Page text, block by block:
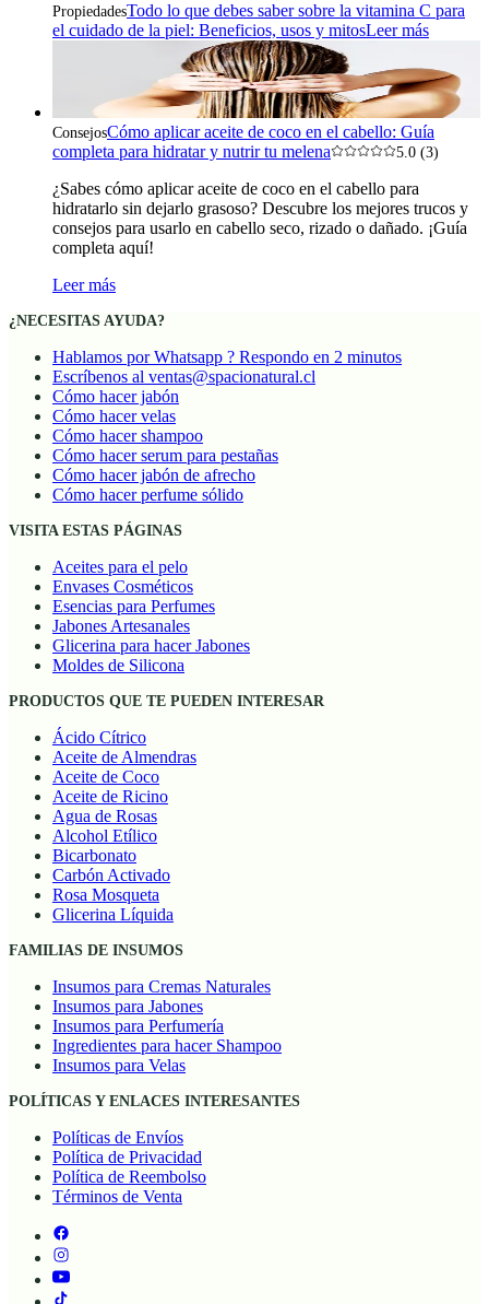
PropiedadesTodo lo que debes saber sobre la vitamina C para
el cuidado de la piel: Beneficios, usos y mitosLeer más
ConsejosCómo aplicar aceite de coco en el cabello: Guía
completa para hidratar y nutrir tu melena
5.0 (3)
¿Sabes cómo aplicar aceite de coco en el cabello para
hidratarlo sin dejarlo grasoso? Descubre los mejores trucos y
consejos para usarlo en cabello seco, rizado o dañado. ¡Guía
completa aquí!
Leer más
¿NECESITAS AYUDA?
Hablamos por Whatsapp ? Respondo en 2 minutos
Escríbenos al ventas@spacionatural.cl
Cómo hacer jabón
Cómo hacer velas
Cómo hacer shampoo
Cómo hacer serum para pestañas
Cómo hacer jabón de afrecho
Cómo hacer perfume sólido
VISITA ESTAS PÁGINAS
Aceites para el pelo
Envases Cosméticos
Esencias para Perfumes
Jabones Artesanales
Glicerina para hacer Jabones
Moldes de Silicona
PRODUCTOS QUE TE PUEDEN INTERESAR
Ácido Cítrico
Aceite de Almendras
Aceite de Coco
Aceite de Ricino
Agua de Rosas
Alcohol Etílico
Bicarbonato
Carbón Activado
Rosa Mosqueta
Glicerina Líquida
FAMILIAS DE INSUMOS
Insumos para Cremas Naturales
Insumos para Jabones
Insumos para Perfumería
Ingredientes para hacer Shampoo
Insumos para Velas
POLÍTICAS Y ENLACES INTERESANTES
Políticas de Envíos
Política de Privacidad
Política de Reembolso
Términos de Venta